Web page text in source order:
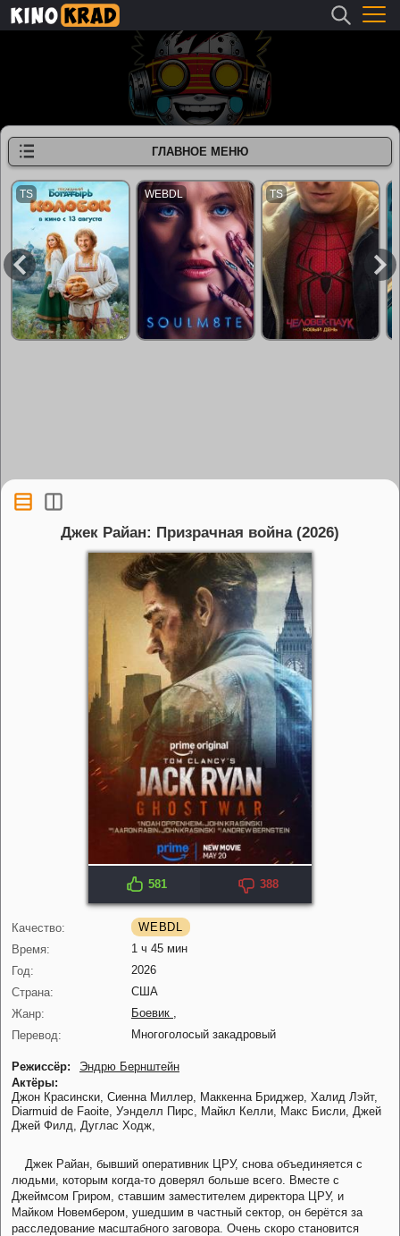
Джек Райан: Призрачная война (2026)
IMDB: 6.2 KP: 5.4
581 388
Качество:
WEBDL
Время:
1 ч 45 мин
Год:
2026
Страна:
США
Жанр:
Боевик
Перевод:
Многоголосый закадровый
Режиссёр:
Эндрю Бернштейн
Актёры:
Джон Красински, Сиенна Миллер, Маккенна Бриджер, Халид Лэйт,
Diarmuid de Faoite, Уэнделл Пирс, Майкл Келли, Макс Бисли, Джей
Джей Филд, Дуглас Ходж,
Джек Райан, бывший оперативник ЦРУ, снова объединяется с
людьми, которым когда-то доверял больше всего. Вместе с
Джеймсом Гриром, ставшим заместителем директора ЦРУ, и
Майком Новембером, ушедшим в частный сектор, он берётся за
расследование масштабного заговора. Очень скоро становится
ГЛАВНОЕ МЕНЮ